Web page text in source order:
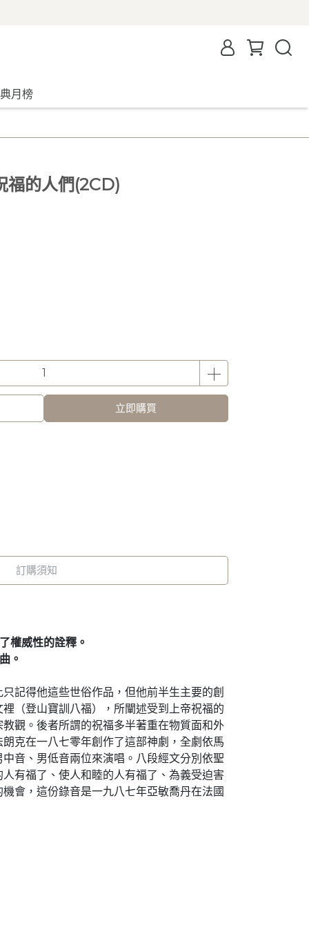
月榜
福的人們(2CD)
立即購買
訂購須知
權威性的詮釋。
。
記得他這些世俗作品，但他前半生主要的創
（登山寶訓八福），所闡述受到上帝祝福的
觀。後者所謂的祝福多半著重在物質面和外
克在一八七零年創作了這部神劇，全劇依馬
音、男低音兩位來演唱。八段經文分別依聖
有福了、使人和睦的人有福了、為義受迫害
會，這份錄音是一九八七年亞敏喬丹在法國